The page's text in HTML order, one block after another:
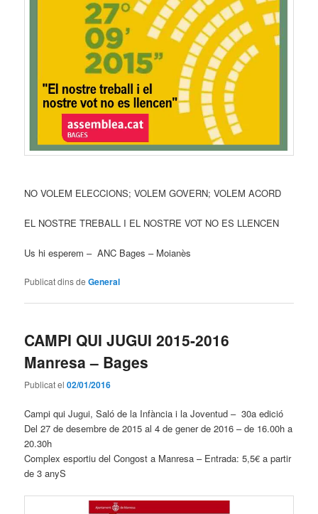
NO VOLEM ELECCIONS; VOLEM GOVERN; VOLEM ACORD
EL NOSTRE TREBALL I EL NOSTRE VOT NO ES LLENCEN
Us hi esperem – ANC Bages – Moianès
Publicat dins de General
CAMPI QUI JUGUI 2015-2016
Manresa – Bages
Publicat el02/01/2016
Campi qui Jugui, Saló de la Infància i la Joventud – 30a edició
Del 27 de desembre de 2015 al 4 de gener de 2016 – de 16.00h a
20.30h
Complex esportiu del Congost a Manresa – Entrada: 5,5€ a partir
de 3 anyS